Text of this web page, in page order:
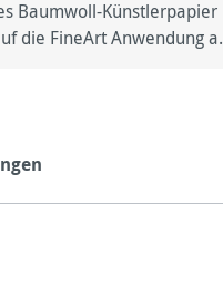
Baumwoll-
die FineArt Anwendung